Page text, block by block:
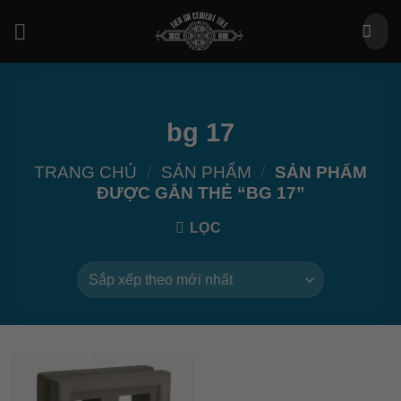
Tìm
kiếm:
bg 17
TRANG CHỦ / SẢN PHẨM / SẢN PHẨM
ĐƯỢC GẮN THẺ “BG 17”
LỌC